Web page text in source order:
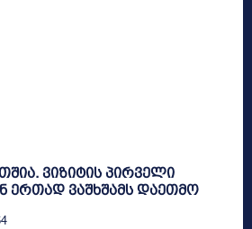
ვიზიტის პირველი
ერთად ვაშხშამს დაეთმო